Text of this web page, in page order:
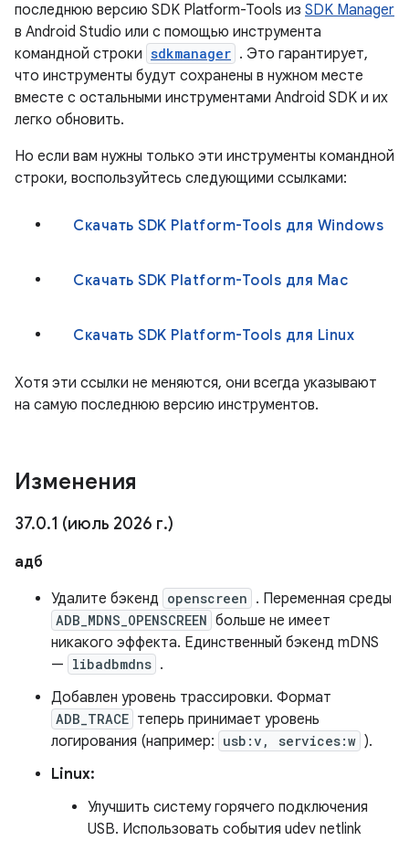
последнюю версию SDK Platform-Tools из SDK Manager
в Android Studio или с помощью инструмента
командной строки sdkmanager . Это гарантирует,
что инструменты будут сохранены в нужном месте
вместе с остальными инструментами Android SDK и их
легко обновить.
Но если вам нужны только эти инструменты командной
строки, воспользуйтесь следующими ссылками:
Скачать SDK Platform-Tools для Windows
Скачать SDK Platform-Tools для Mac
Скачать SDK Platform-Tools для Linux
Хотя эти ссылки не меняются, они всегда указывают
на самую последнюю версию инструментов.
Изменения
37.0.1 (июль 2026 г.)
адб
Удалите бэкенд openscreen . Переменная среды
ADB_MDNS_OPENSCREEN больше не имеет
никакого эффекта. Единственный бэкенд mDNS
— libadbmdns .
Добавлен уровень трассировки. Формат
ADB_TRACE теперь принимает уровень
логирования (например: usb:v, services:w ).
Linux:
Улучшить систему горячего подключения
USB. Использовать события udev netlink